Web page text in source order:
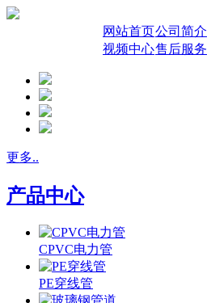
网站首页公司简介
视频中心售后服务
更多..
产品中心
CPVC电力管
PE穿线管